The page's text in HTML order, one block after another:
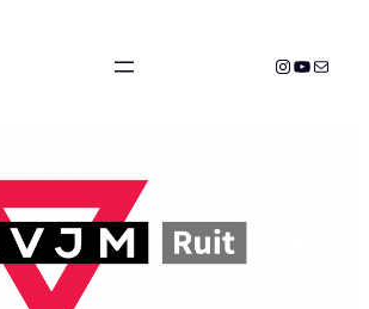
Instagram
YouTube
E-Mail